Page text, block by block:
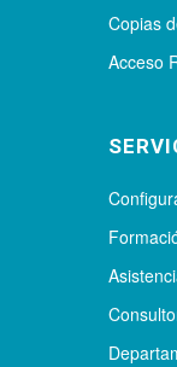
Copias
Acceso